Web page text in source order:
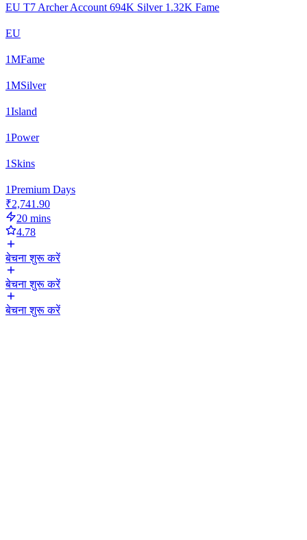
EU T7 Archer Account 694K Silver 1.32K Fame
EU
1MFame
1MSilver
1Island
1Power
1 Skins
1Premium Days
₹2,741.90
20 mins
4.78
बेचना शुरू करें
बेचना शुरू करें
बेचना शुरू करें